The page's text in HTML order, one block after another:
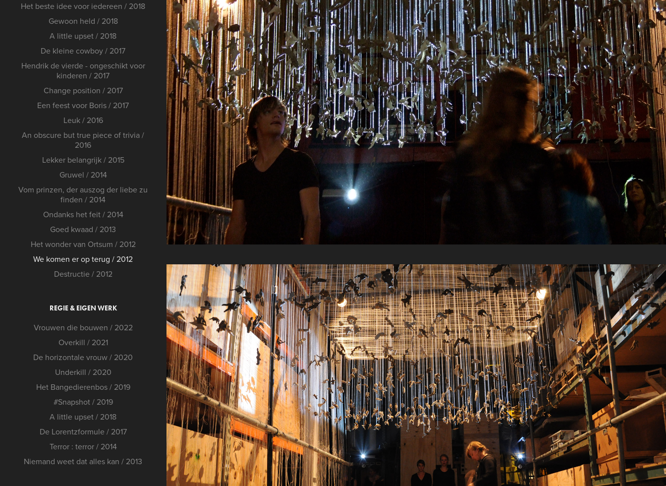
Het beste idee voor iedereen / 2018
Gewoon held / 2018
A little upset / 2018
De kleine cowboy / 2017
Hendrik de vierde - ongeschikt voor
kinderen / 2017
Change position / 2017
Een feest voor Boris / 2017
Leuk / 2016
An obscure but true piece of trivia /
2016
Lekker belangrijk / 2015
Gruwel / 2014
Vom prinzen, der auszog der liebe zu
finden / 2014
Ondanks het feit / 2014
Goed kwaad / 2013
Het wonder van Ortsum / 2012
We komen er op terug / 2012
Destructie / 2012
REGIE & EIGEN WERK
Vrouwen die bouwen / 2022
Overkill / 2021
De horizontale vrouw / 2020
Underkill / 2020
Het Bangedierenbos / 2019
#Snapshot / 2019
A little upset / 2018
De Lorentzformule / 2017
Terror : terror / 2014
Niemand weet dat alles kan / 2013